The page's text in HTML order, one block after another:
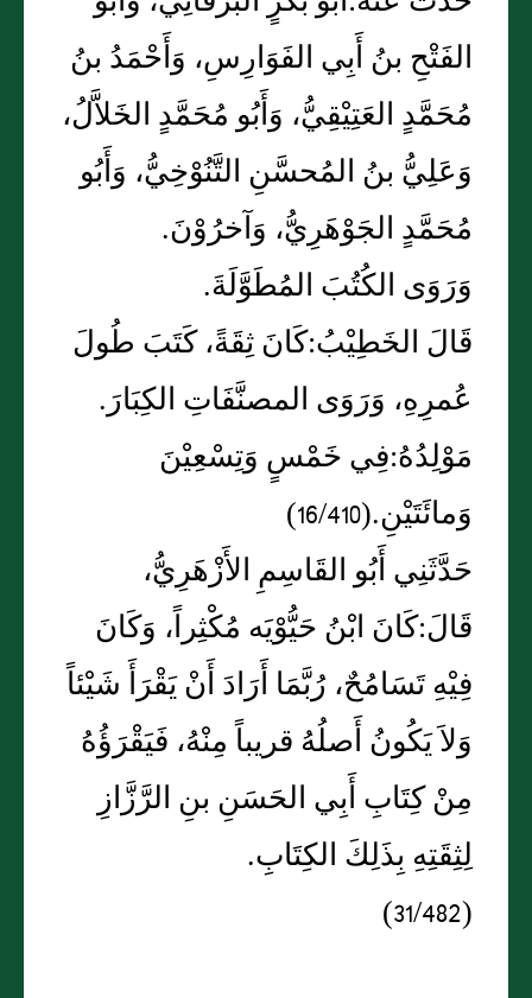
الفَتْحِ بنُ أَبِي الفَوَارِسِ، وَأَحْمَدُ بنُ
مُحَمَّدٍ العَتِيْقِيُّ، وَأَبُو مُحَمَّدٍ الخَلاَّلُ،
وَعَلِيُّ بنُ المُحسَّنِ التَّنُوْخِيُّ، وَأَبُو
مُحَمَّدٍ الجَوْهَرِيُّ، وَآخرُوْنَ.
وَرَوَى الكُتُبَ المُطَوَّلَةَ.
قَالَ الخَطِيْبُ:كَانَ ثِقَةً، كَتَبَ طُولَ
عُمرِهِ، وَرَوَى المصنَّفَاتِ الكِبَارَ.
مَوْلِدُهُ:فِي خَمْسٍ وَتِسْعِيْنَ
وَمائَتَيْنِ.(16/410)
حَدَّثَنِي أَبُو القَاسِمِ الأَزْهَرِيُّ،
قَالَ:كَانَ ابْنُ حَيُّوْيَه مُكْثِراً، وَكَانَ
فِيْهِ تَسَامُحٌ، رُبَّمَا أَرَادَ أَنْ يَقْرَأَ شَيْئاً
وَلاَ يَكُونُ أَصلُهُ قريباً مِنْهُ، فَيَقْرَؤُهُ
مِنْ كِتَابِ أَبِي الحَسَنِ بنِ الرَّزَّازِ
لِثِقَتِهِ بِذَلِكَ الكِتَابِ.
(31/482)